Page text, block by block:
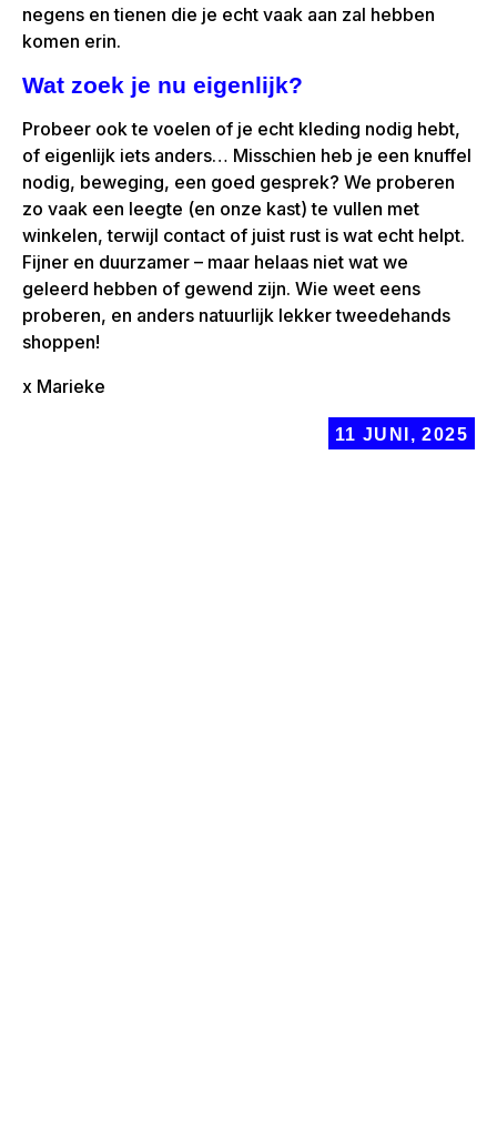
negens en tienen die je echt vaak aan zal hebben
komen erin.
Wat zoek je nu eigenlijk?
Probeer ook te voelen of je echt kleding nodig hebt,
of eigenlijk iets anders… Misschien heb je een knuffel
nodig, beweging, een goed gesprek? We proberen
zo vaak een leegte (en onze kast) te vullen met
winkelen, terwijl contact of juist rust is wat echt helpt.
Fijner en duurzamer – maar helaas niet wat we
geleerd hebben of gewend zijn. Wie weet eens
proberen, en anders natuurlijk lekker tweedehands
shoppen!
x Marieke
11 JUNI, 2025